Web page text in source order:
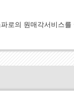
로의 원매각서비스